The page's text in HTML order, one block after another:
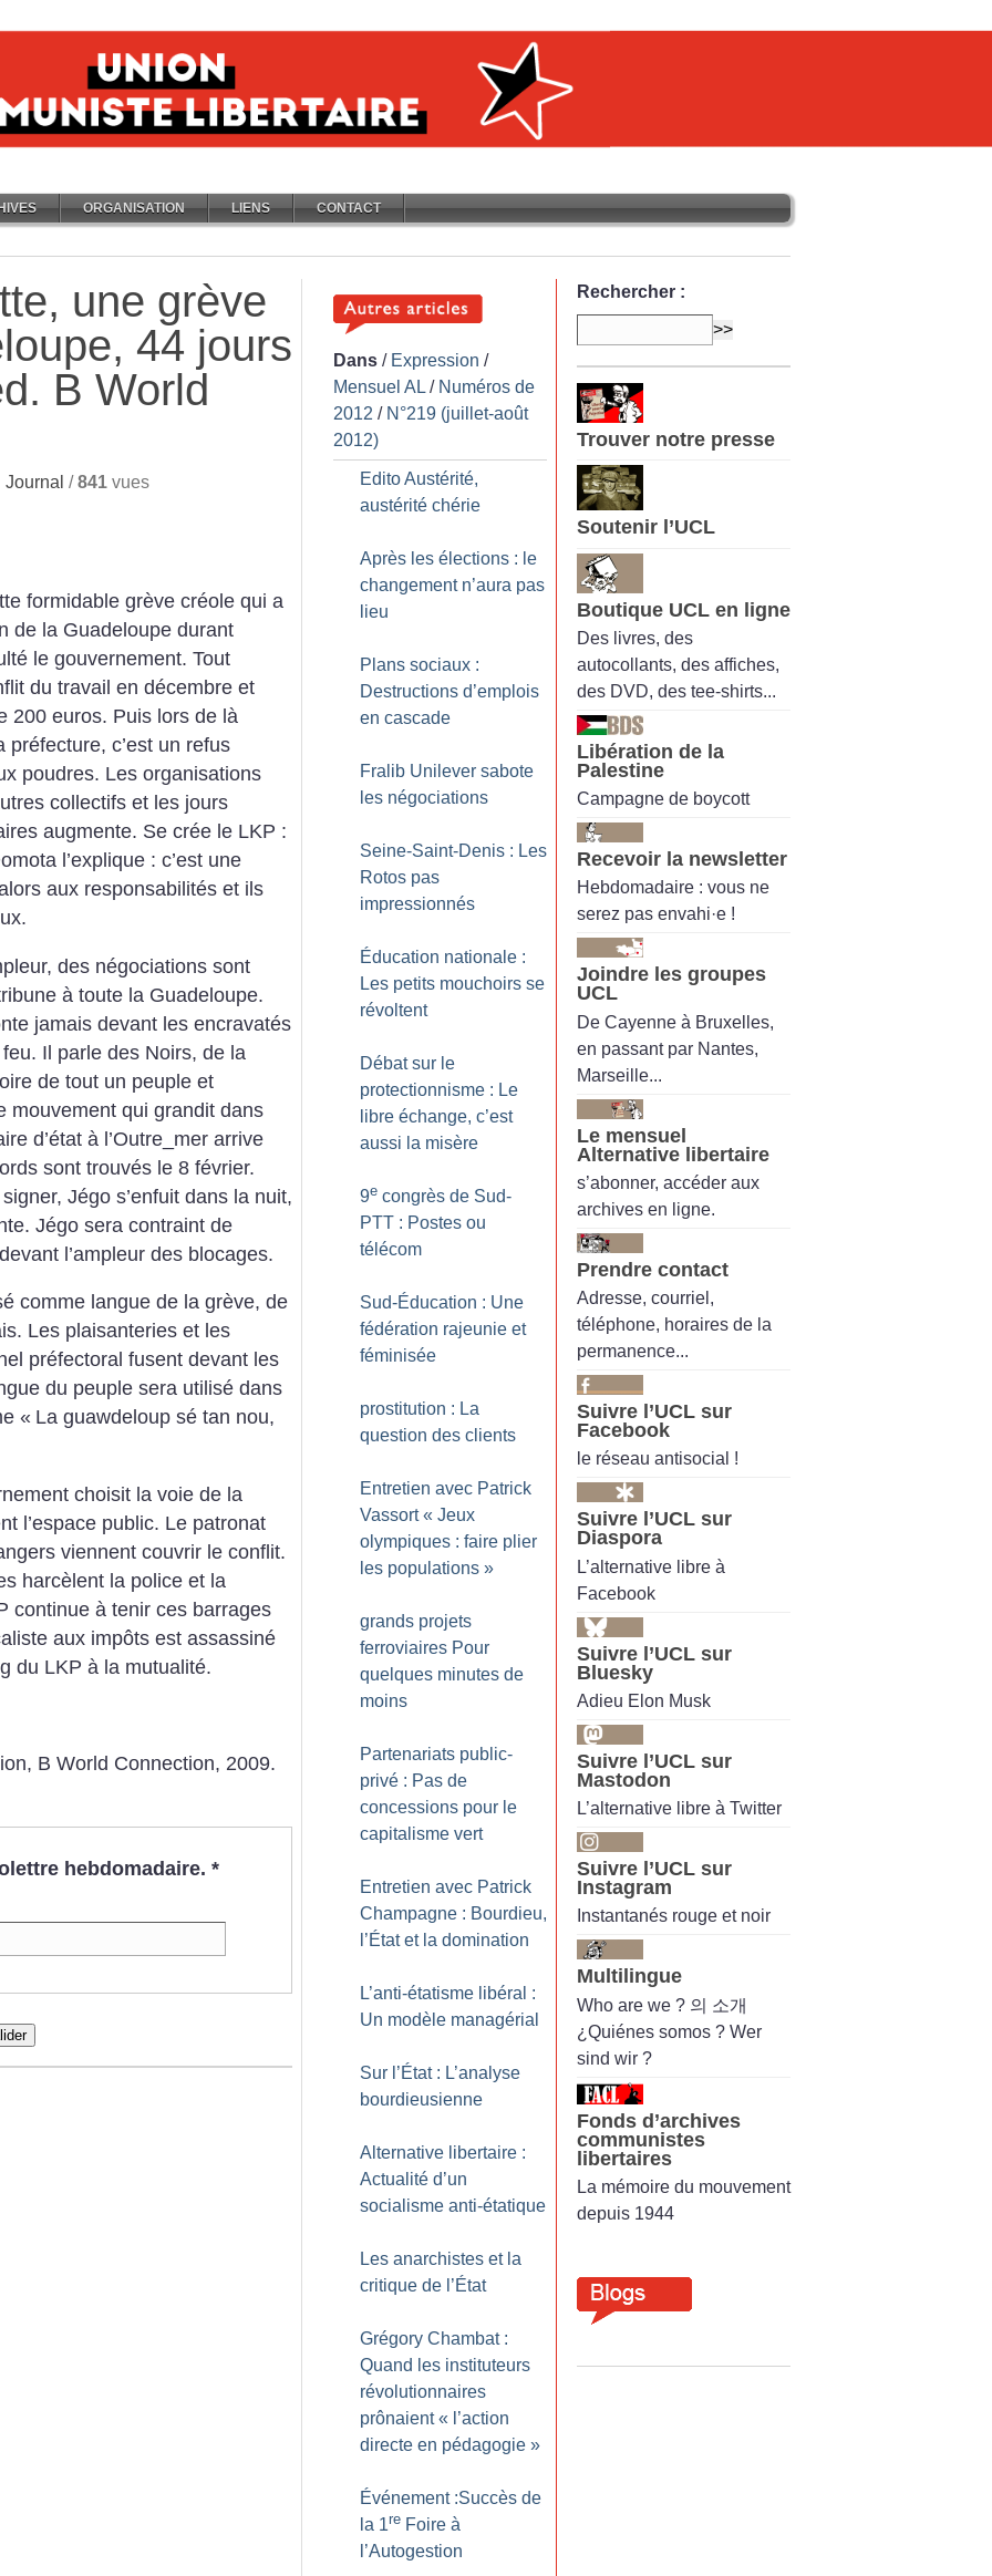
ORGANISATION LIENS CONTACT
une grève
44 jours
B World
/841 vues
formidable grève créole qui a
de la Guadeloupe durant
le gouvernement. Tout
du travail en décembre et
200 euros. Puis lors de là
c’est un refus
poudres. Les organisations
collectifs et les jours
augmente. Se crée le LKP :
l’explique : c’est une
aux responsabilités et ils
des négociations sont
à toute la Guadeloupe.
jamais devant les encravatés
Il parle des Noirs, de la
de tout un peuple et
mouvement qui grandit dans
d’état à l’Outre_mer arrive
sont trouvés le 8 février.
Jégo s’enfuit dans la nuit,
Jégo sera contraint de
l’ampleur des blocages.
comme langue de la grève, de
Les plaisanteries et les
préfectoral fusent devant les
du peuple sera utilisé dans
« La guawdeloup sé tan nou,
choisit la voie de la
l’espace public. Le patronat
viennent couvrir le conflit.
harcèlent la police et la
continue à tenir ces barrages
aux impôts est assassiné
du LKP à la mutualité.
B World Connection, 2009.
hebdomadaire. *
Dans / Expression /
Mensuel AL / Numéros de
2012 / N°219 (juillet-août
2012)
Edito Austérité,
austérité chérie
Après les élections : le
changement n’aura pas
lieu
Plans sociaux :
Destructions d’emplois
en cascade
Fralib Unilever sabote
les négociations
Seine-Saint-Denis : Les
Rotos pas
impressionnés
Éducation nationale :
Les petits mouchoirs se
révoltent
Débat sur le
protectionnisme : Le
libre échange, c’est
aussi la misère
9e congrès de Sud-
PTT : Postes ou
télécom
Sud-Éducation : Une
fédération rajeunie et
féminisée
prostitution : La
question des clients
Entretien avec Patrick
Vassort « Jeux
olympiques : faire plier
les populations »
grands projets
ferroviaires Pour
quelques minutes de
moins
Partenariats public-
privé : Pas de
concessions pour le
capitalisme vert
Entretien avec Patrick
Champagne : Bourdieu,
l’État et la domination
L’anti-étatisme libéral :
Un modèle managérial
Sur l’État : L’analyse
bourdieusienne
Alternative libertaire :
Actualité d’un
socialisme anti-étatique
Les anarchistes et la
critique de l’État
Grégory Chambat :
Quand les instituteurs
révolutionnaires
prônaient « l’action
directe en pédagogie »
Événement :Succès de
la 1re Foire à
l’Autogestion
Rechercher :
Trouver notre presse
Soutenir l’UCL
Boutique UCL en ligne
Des livres, des
autocollants, des affiches,
des DVD, des tee-shirts...
Libération de la
Palestine
Campagne de boycott
Recevoir la newsletter
Hebdomadaire : vous ne
serez pas envahi·e !
Joindre les groupes
UCL
De Cayenne à Bruxelles,
en passant par Nantes,
Marseille...
Le mensuel
Alternative libertaire
s’abonner, accéder aux
archives en ligne.
Prendre contact
Adresse, courriel,
téléphone, horaires de la
permanence...
Suivre l’UCL sur
Facebook
le réseau antisocial !
Suivre l’UCL sur
Diaspora
L’alternative libre à
Facebook
Suivre l’UCL sur
Bluesky
Adieu Elon Musk
Suivre l’UCL sur
Mastodon
L’alternative libre à Twitter
Suivre l’UCL sur
Instagram
Instantanés rouge et noir
Multilingue
Who are we ? 의 소개
¿Quiénes somos ? Wer
sind wir ?
Fonds d’archives
communistes
libertaires
La mémoire du mouvement
depuis 1944